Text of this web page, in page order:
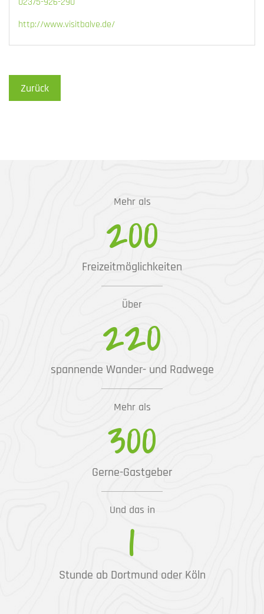
http://www.visitbalve.de/
Zurück
Mehr als
200
Freizeitmöglichkeiten
Über
220
spannende Wander- und Radwege
Mehr als
300
Gerne-Gastgeber
Und das in
1
Stunde ab Dortmund oder Köln